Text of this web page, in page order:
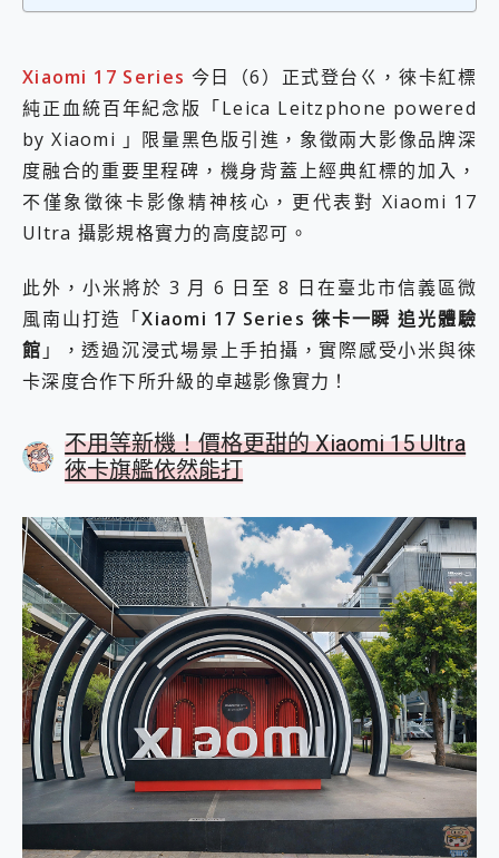
B&O 精品級音響! Home+ 中嘉寬頻 SoundBox 劇院串流盒 開箱 評測
2億 APO蔡司長焦神機降臨~ vivo X200 Pro、vivo X200 就是這麼好拍
EaseUS Vocal Remover 免費線上去聲器一鍵去除人聲 人聲 音樂分離 2024 消除人聲推薦
3 個超值 MHN 飛人工具分享~~ iToolab AnyGo 魔物獵人 Now飛人 ios教學 不出門也可以到處走
Locawhere AnyTo 寶可夢飛人 AnyTo 不出門也可以飛遍全世界
小體積 40000mAh 超大容量 一次充5個設備 充好充滿 CUKTECH 酷態科 300W 微型充電站 開箱 評測
97.3% 恢復率，資料救援就是這麼簡單 EaseUS Data Recovery Wizard Free 18.0.0 業界最好的資料救援軟體
磁碟系統大風吹 有了 磁碟管理程式 EaseUS Partition Master 就是這麼簡單
Xiaomi 14 Ultra 開箱 評測~ 有深度的 Leica 影像旗艦手機! 加碼小旗艦 Xiaomi 14 開箱 評測
vivo TWS 3e 真無線藍牙耳機智慧降噪升級、音質明亮溫潤，並支援雙設備連接~
MSI Claw 掌機專屬配件包 來囉 完美保護 MSI Claw A1M-026TW 電競掌機
人像旗艦 vivo V30 系列 開箱 評測! 首搭蔡司光學鏡頭、攝影棚級柔光環、拍攝功能最好玩的美拍神機 vivo V30 Pro
多個願望一次滿足 超強散熱 微星 MSI Claw A1M-026TW 電競掌機 開箱 評測
業界首例百人盲測揭密，Shark EVOPOWER SYSTEM NEO+ 實測，如何精準解決居家清潔三大痛點？
OPPO 哈蘇 300mm 專業增距鏡實測：Find X9 Ultra 光學長焦隨手拍，紀錄生活就是這麼簡單
近八千元的 Soundcore Liberty 5 Pro Max，有螢幕的耳機會是智商稅嗎?
Xiaomi 17 Series 今日（6）正式登台ㄍ，徠卡紅標
純正血統百年紀念版「Leica Leitzphone powered
by Xiaomi 」限量黑色版引進，象徵兩大影像品牌深
度融合的重要里程碑，機身背蓋上經典紅標的加入，
不僅象徵徠卡影像精神核心，更代表對 Xiaomi 17
Ultra 攝影規格實力的高度認可。
此外，小米將於 3 月 6 日至 8 日在臺北市信義區微
風南山打造「Xiaomi 17 Series 徠卡一瞬 追光體驗
館 」，透過沉浸式場景上手拍攝，實際感受小米與徠
卡深度合作下所升級的卓越影像實力！
不用等新機！價格更甜的 Xiaomi 15 Ultra
徠卡旗艦依然能打